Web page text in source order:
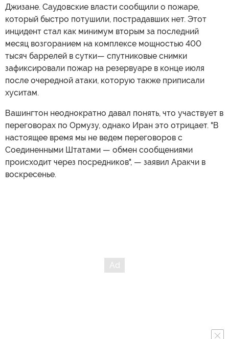
Джизане. Саудовские власти сообщили о пожаре,
который быстро потушили, пострадавших нет. Этот
инцидент стал как минимум вторым за последний
месяц возгоранием на комплексе мощностью 400
тысяч баррелей в сутки— спутниковые снимки
зафиксировали пожар на резервуаре в конце июля
после очередной атаки, которую также приписали
хуситам.
Вашингтон неоднократно давал понять, что участвует в
переговорах по Ормузу, однако Иран это отрицает. "В
настоящее время мы не ведем переговоров с
Соединенными Штатами — обмен сообщениями
происходит через посредников", — заявил Аракчи в
воскресенье.